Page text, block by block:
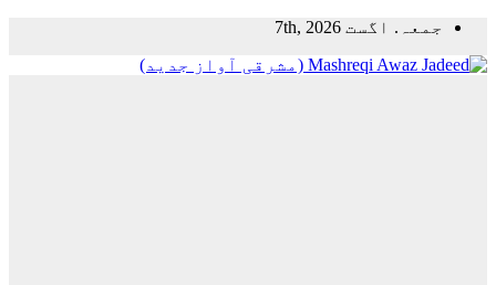
Skip
content
جمعہ. اگست 7th, 2026